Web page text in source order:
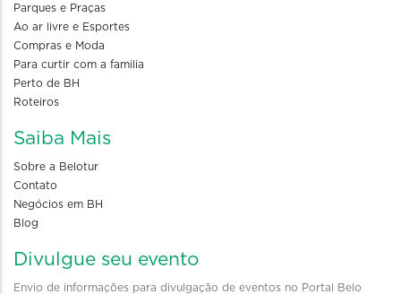
Parques e Praças
Ao ar livre e Esportes
Compras e Moda
Para curtir com a familia
Perto de BH
Roteiros
Saiba Mais
Sobre a Belotur
Contato
Negócios em BH
Blog
Divulgue seu evento
Envio de informações para divulgação de eventos no Portal Belo